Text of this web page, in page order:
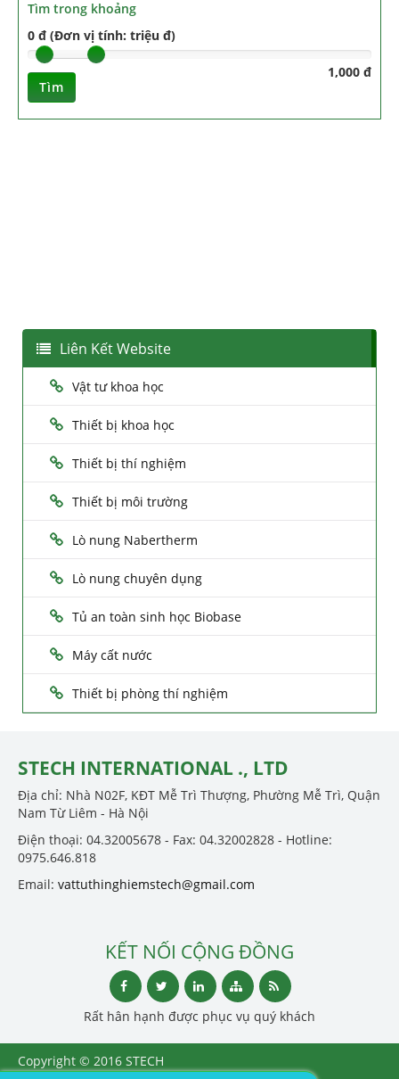
Tìm trong khoảng
0 đ (Đơn vị tính: triệu đ)
1,000 đ
Tìm
Liên Kết Website
Vật tư khoa học
Thiết bị khoa học
Thiết bị thí nghiệm
Thiết bị môi trường
Lò nung Nabertherm
Lò nung chuyên dụng
Tủ an toàn sinh học Biobase
Máy cất nước
Thiết bị phòng thí nghiệm
STECH INTERNATIONAL ., LTD
Địa chỉ: Nhà N02F, KĐT Mễ Trì Thượng, Phường Mễ Trì, Quận
Nam Từ Liêm - Hà Nội
Điện thoại: 04.32005678 - Fax: 04.32002828 - Hotline:
0975.646.818
Email: vattuthinghiemstech@gmail.com
KẾT NỐI CỘNG ĐỒNG
Rất hân hạnh được phục vụ quý khách
Copyright © 2016 STECH